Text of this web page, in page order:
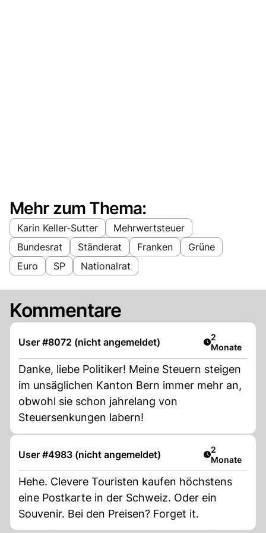
Mehr zum Thema:
Karin Keller-Sutter
Mehrwertsteuer
Bundesrat
Ständerat Franken
Grüne
Euro
SP Nationalrat
Kommentare
User #8072 (nicht angemeldet) Artikel
2
Monate
Danke, liebe Politiker! Meine Steuern steigen
im unsäglichen Kanton Bern immer mehr an,
obwohl sie schon jahrelang von
Steuersenkungen labern!
User #4983 (nicht angemeldet) Artikel
2
Monate
Hehe. Clevere Touristen kaufen höchstens
eine Postkarte in der Schweiz. Oder ein
Souvenir. Bei den Preisen? Forget it.